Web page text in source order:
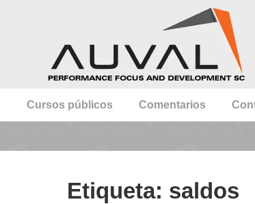
Cursos públicos Comentarios
Etiqueta: saldos